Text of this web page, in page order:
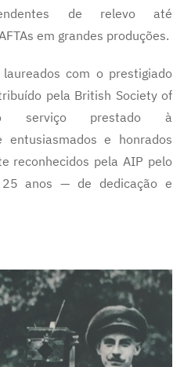
de relevo até
em grandes produções.
com o prestigiado
pela British Society of
serviço prestado à
entusiasmados e honrados
reconhecidos pela AIP pelo
anos — de dedicação e